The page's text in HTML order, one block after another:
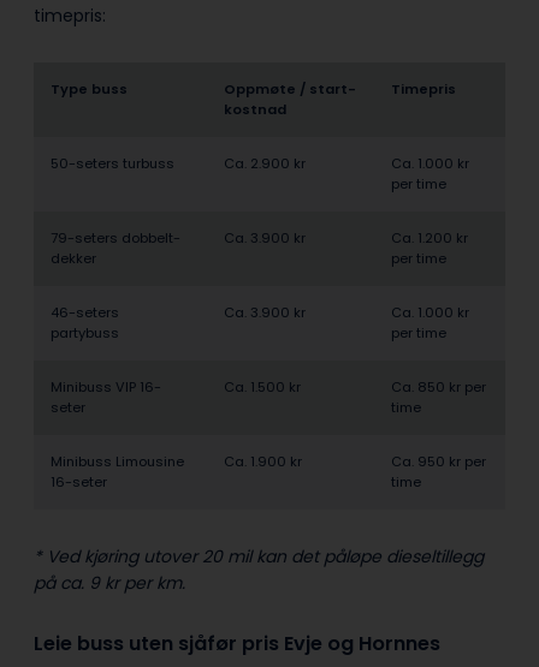
timepris:
Type buss
Oppmøte / start­
kostnad
Timepris
50-seters turbuss Ca. 2.900 kr
Ca. 1.000 kr
per time
79-seters dobbelt­
dekker
Ca. 3.900 kr
Ca. 1.200 kr
per time
46-seters
partybuss
Ca. 3.900 kr
Ca. 1.000 kr
per time
Minibuss VIP 16-
seter
Ca. 1.500 kr
Ca. 850 kr per
time
Minibuss Limousine
16-seter
Ca. 1.900 kr
Ca. 950 kr per
time
* Ved kjøring utover 20 mil kan det påløpe dieseltillegg
på ca. 9 kr per km.
Leie buss uten sjåfør pris Evje og Hornnes